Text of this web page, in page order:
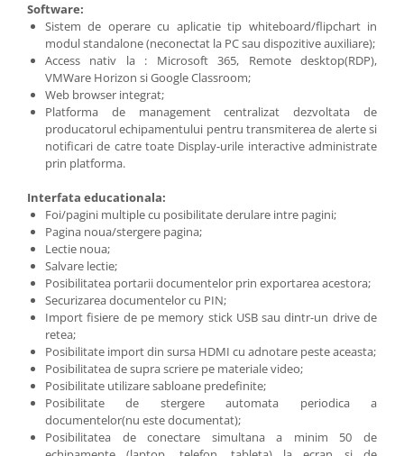
Software:
Sistem de operare cu aplicatie tip whiteboard/flipchart in
modul standalone (neconectat la PC sau dispozitive auxiliare);
Access nativ la : Microsoft 365, Remote desktop(RDP),
VMWare Horizon si Google Classroom;
Web browser integrat;
Platforma de management centralizat dezvoltata de
producatorul echipamentului pentru transmiterea de alerte si
notificari de catre toate Display-urile interactive administrate
prin platforma.
Interfata educationala:
Foi/pagini multiple cu posibilitate derulare intre pagini;
Pagina noua/stergere pagina;
Lectie noua;
Salvare lectie;
Posibilitatea portarii documentelor prin exportarea acestora;
Securizarea documentelor cu PIN;
Import fisiere de pe memory stick USB sau dintr-un drive de
retea;
Posibilitate import din sursa HDMI cu adnotare peste aceasta;
Posibilitatea de supra scriere pe materiale video;
Posibilitate utilizare sabloane predefinite;
Posibilitate de stergere automata periodica a
documentelor(nu este documentat);
Posibilitatea de conectare simultana a minim 50 de